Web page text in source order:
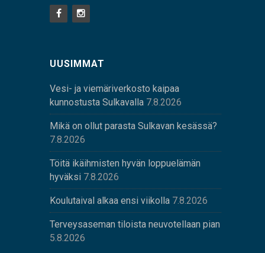
UUSIMMAT
Vesi- ja viemäriverkosto kaipaa
kunnostusta Sulkavalla 7.8.2026
Mikä on ollut parasta Sulkavan kesässä?
7.8.2026
Töitä ikäihmisten hyvän loppuelämän
hyväksi 7.8.2026
Koulutaival alkaa ensi viikolla 7.8.2026
Terveysaseman tiloista neuvotellaan pian
5.8.2026